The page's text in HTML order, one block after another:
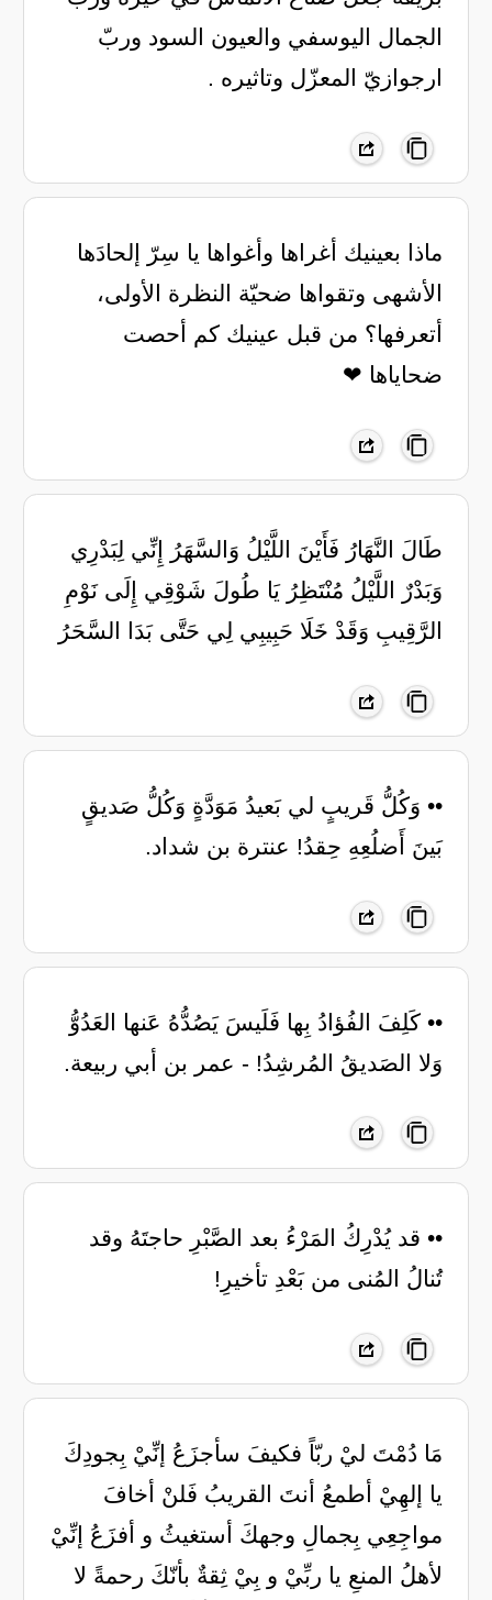
الجمال اليوسفي والعيون السود ‏وربّ
ارجوازيّ المعزّل وتاثيره .
ماذا بعينيك أغراها وأغواها يا سِرّ إلحادَها
الأشهى وتقواها ضحيّة النظرة الأولى،
أتعرفها؟ من قبل عينيك كم أحصت
ضحاياها ❤
طَالَ النَّهَارُ فَأَيْنَ اللَّيْلُ وَالسَّهَرُ إِنِّي لِبَدْرِي
وَبَدْرٌ اللَّيْلُ مُنْتَظِرُ يَا طُولَ شَوْقِي إِلَى نَوْمِ
الرَّقِيبِ وَقَدْ خَلَا حَبِيبِي لِي حَتَّى بَدَا السَّحَرُ
•• وَكُلُّ قَريبٍ لي بَعيدُ مَوَدَّةٍ وَكُلُّ صَديقٍ
بَينَ أَضلُعِهِ حِقدُ! عنترة بن شداد.
•• كَلِفَ الفُؤادُ بِها فَلَيسَ يَصُدُّهُ عَنها العَدُوُّ
وَلا الصَديقُ المُرشِدُ! - عمر بن أبي ربيعة.
•• قد يُدْرِكُ المَرْءُ بعد الصَّبْرِ حاجتَهُ ‏وقد
تُنالُ المُنى من بَعْدِ تأخيرِ!
مَا دُمْتَ ليْ ربّاً فكيفَ سأجزَعُ إنِّيْ بِجودِكَ
يا إلهِيْ أطمعُ أنتَ القريبُ فَلنْ أخافَ
مواجِعِي بِجمالِ وجهكَ أستغيثُ و أفزَعُ إنِّيْ
لأهلُ المنعِ يا ربِّيْ و بِيْ ثِقةٌ بأنّكَ رحمةً لا